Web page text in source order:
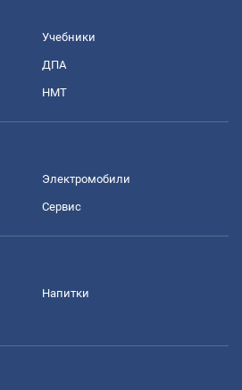
Учебники
ДПА
НМТ
Электромобили
Сервис
Напитки